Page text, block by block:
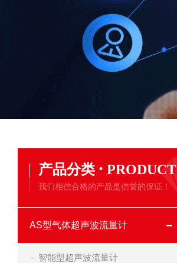
产品分类 · PRODUCT
我们相信合格的产品是信誉的保证！
AS型气体超声波流量计
智能型超声波流量计